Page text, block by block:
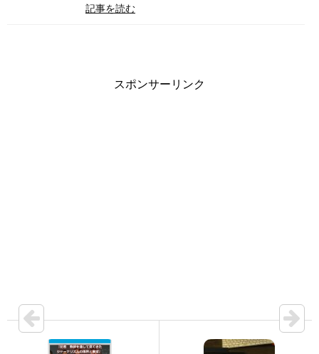
記事を読む
スポンサーリンク